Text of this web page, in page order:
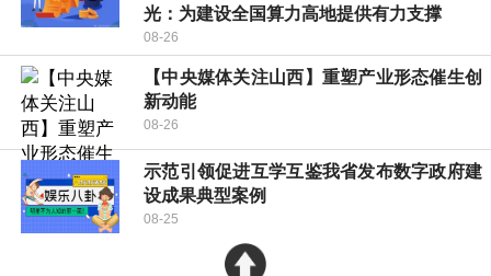
光：为建设全国算力高地提供有力支撑
08-26
【中央媒体关注山西】重塑产业形态催生创
新动能
08-26
示范引领促进互学互鉴我省发布数字政府建
设成果典型案例
08-25